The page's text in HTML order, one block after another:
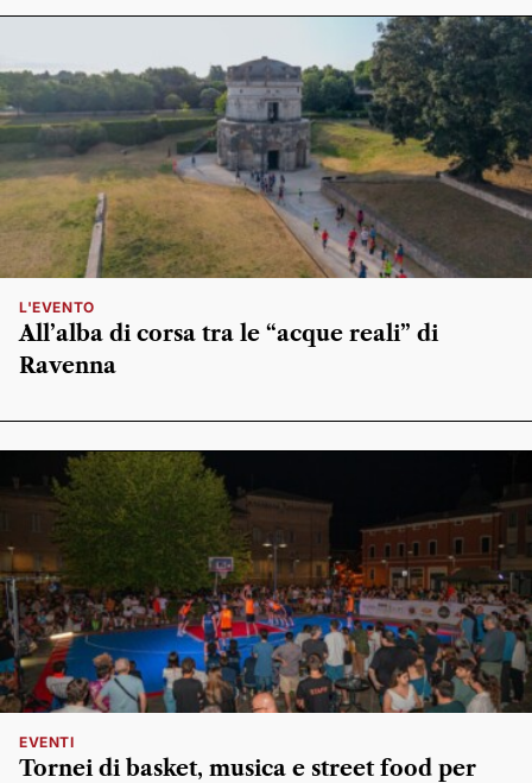
L'EVENTO
All’alba di corsa tra le “acque reali” di
Ravenna
EVENTI
Tornei di basket, musica e street food per